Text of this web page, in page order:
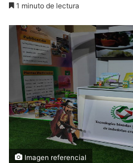
1 minuto de lectura
Imagen referencial